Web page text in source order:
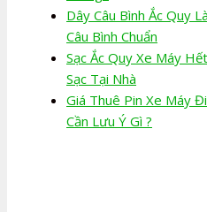
Dây Câu Bình Ắc Quy
Câu Bình Chuẩn
Sạc Ắc Quy Xe Máy
Sạc Tại Nhà
Giá Thuê Pin Xe Máy
Cần Lưu Ý Gì ?